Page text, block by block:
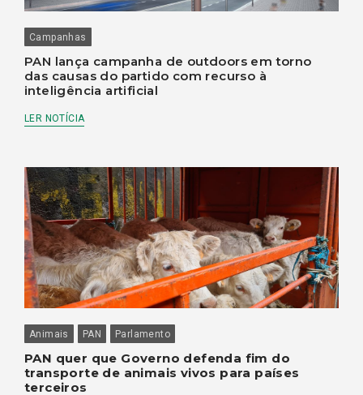
Campanhas
PAN lança campanha de outdoors em torno
das causas do partido com recurso à
inteligência artificial
LER NOTÍCIA
Animais PAN Parlamento
PAN quer que Governo defenda fim do
transporte de animais vivos para países
terceiros